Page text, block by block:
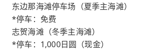
东边那海滩停车场（夏季主海滩）
*停车：免费
志贺海滩（冬季主海滩）
*停车：1,000日圆（现金）